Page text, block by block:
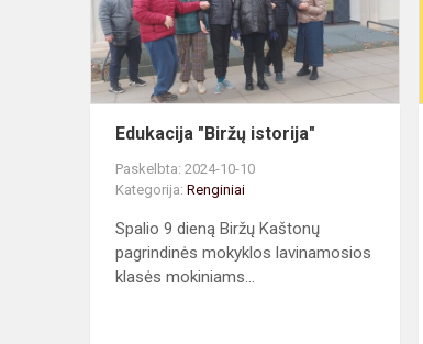
Edukacija "Biržų istorija"
Paskelbta: 2024-10-10
Kategorija: Renginiai
Spalio 9 dieną Biržų Kaštonų
pagrindinės mokyklos lavinamosios
klasės mokiniams...